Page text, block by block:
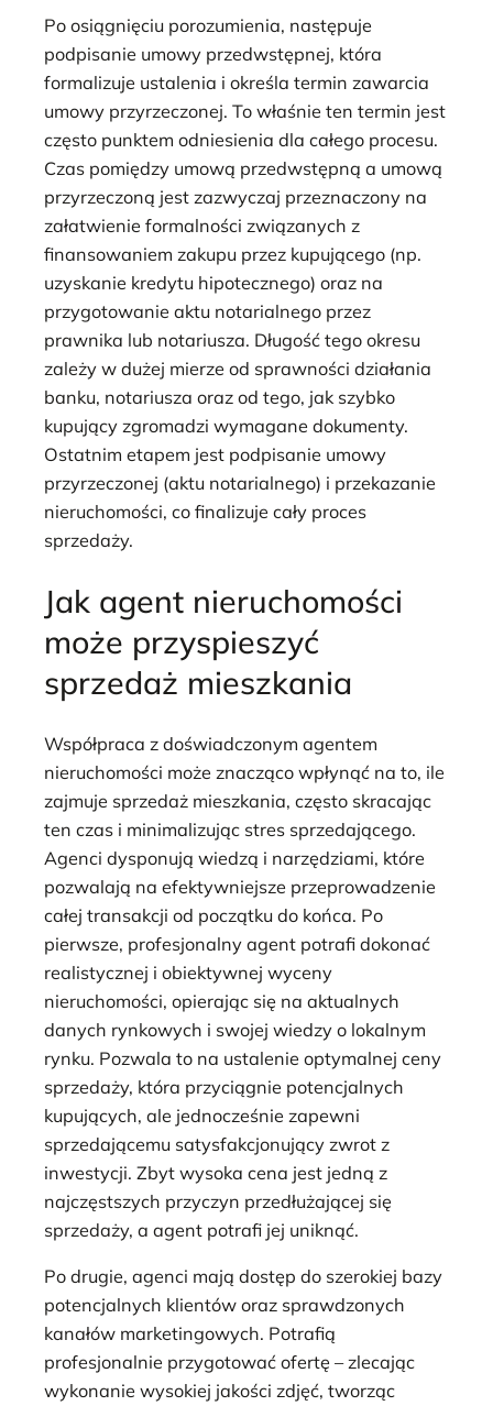
Po osiągnięciu porozumienia, następuje
podpisanie umowy przedwstępnej, która
formalizuje ustalenia i określa termin zawarcia
umowy przyrzeczonej. To właśnie ten termin jest
często punktem odniesienia dla całego procesu.
Czas pomiędzy umową przedwstępną a umową
przyrzeczoną jest zazwyczaj przeznaczony na
załatwienie formalności związanych z
finansowaniem zakupu przez kupującego (np.
uzyskanie kredytu hipotecznego) oraz na
przygotowanie aktu notarialnego przez
prawnika lub notariusza. Długość tego okresu
zależy w dużej mierze od sprawności działania
banku, notariusza oraz od tego, jak szybko
kupujący zgromadzi wymagane dokumenty.
Ostatnim etapem jest podpisanie umowy
przyrzeczonej (aktu notarialnego) i przekazanie
nieruchomości, co finalizuje cały proces
sprzedaży.
Jak agent nieruchomości
może przyspieszyć
sprzedaż mieszkania
Współpraca z doświadczonym agentem
nieruchomości może znacząco wpłynąć na to, ile
zajmuje sprzedaż mieszkania, często skracając
ten czas i minimalizując stres sprzedającego.
Agenci dysponują wiedzą i narzędziami, które
pozwalają na efektywniejsze przeprowadzenie
całej transakcji od początku do końca. Po
pierwsze, profesjonalny agent potrafi dokonać
realistycznej i obiektywnej wyceny
nieruchomości, opierając się na aktualnych
danych rynkowych i swojej wiedzy o lokalnym
rynku. Pozwala to na ustalenie optymalnej ceny
sprzedaży, która przyciągnie potencjalnych
kupujących, ale jednocześnie zapewni
sprzedającemu satysfakcjonujący zwrot z
inwestycji. Zbyt wysoka cena jest jedną z
najczęstszych przyczyn przedłużającej się
sprzedaży, a agent potrafi jej uniknąć.
Po drugie, agenci mają dostęp do szerokiej bazy
potencjalnych klientów oraz sprawdzonych
kanałów marketingowych. Potrafią
profesjonalnie przygotować ofertę – zlecając
wykonanie wysokiej jakości zdjęć, tworząc